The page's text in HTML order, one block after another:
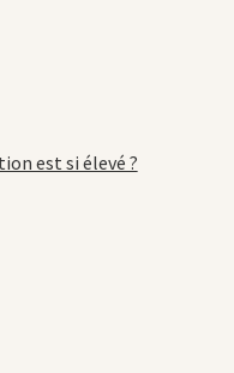
est si élevé ?